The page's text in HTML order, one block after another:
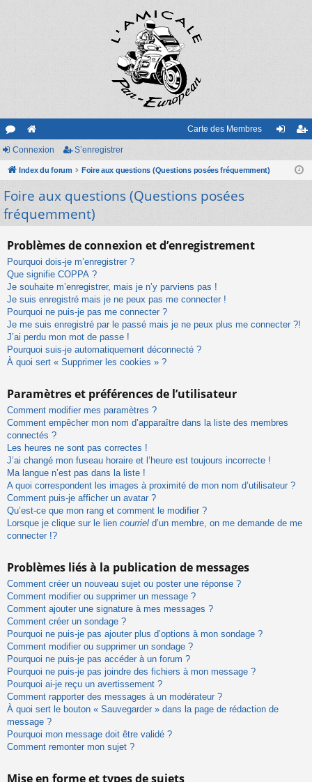
or
u
m
s
e
sit
e
Carte des Membres
nr
Connexion S’enregistrer
Index du forum Foire aux questions (Questions posées fréquemment)
Foire aux questions (Questions posées
fréquemment)
Problèmes de connexion et d’enregistrement
Pourquoi dois-je m’enregistrer ?
Que signifie COPPA ?
Je souhaite m’enregistrer, mais je n’y parviens pas !
Je suis enregistré mais je ne peux pas me connecter !
Pourquoi ne puis-je pas me connecter ?
Je me suis enregistré par le passé mais je ne peux plus me connecter ?!
J’ai perdu mon mot de passe !
Pourquoi suis-je automatiquement déconnecté ?
À quoi sert « Supprimer les cookies » ?
Paramètres et préférences de l’utilisateur
Comment modifier mes paramètres ?
Comment empêcher mon nom d’apparaître dans la liste des membres
connectés ?
Les heures ne sont pas correctes !
J’ai changé mon fuseau horaire et l’heure est toujours incorrecte !
Ma langue n’est pas dans la liste !
A quoi correspondent les images à proximité de mon nom d’utilisateur ?
Comment puis-je afficher un avatar ?
Qu’est-ce que mon rang et comment le modifier ?
Lorsque je clique sur le lien courriel d’un membre, on me demande de me
connecter !?
Problèmes liés à la publication de messages
Comment créer un nouveau sujet ou poster une réponse ?
Comment modifier ou supprimer un message ?
Comment ajouter une signature à mes messages ?
Comment créer un sondage ?
Pourquoi ne puis-je pas ajouter plus d’options à mon sondage ?
Comment modifier ou supprimer un sondage ?
Pourquoi ne puis-je pas accéder à un forum ?
Pourquoi ne puis-je pas joindre des fichiers à mon message ?
Pourquoi ai-je reçu un avertissement ?
Comment rapporter des messages à un modérateur ?
À quoi sert le bouton « Sauvegarder » dans la page de rédaction de
message ?
Pourquoi mon message doit être validé ?
Comment remonter mon sujet ?
Mise en forme et types de sujets